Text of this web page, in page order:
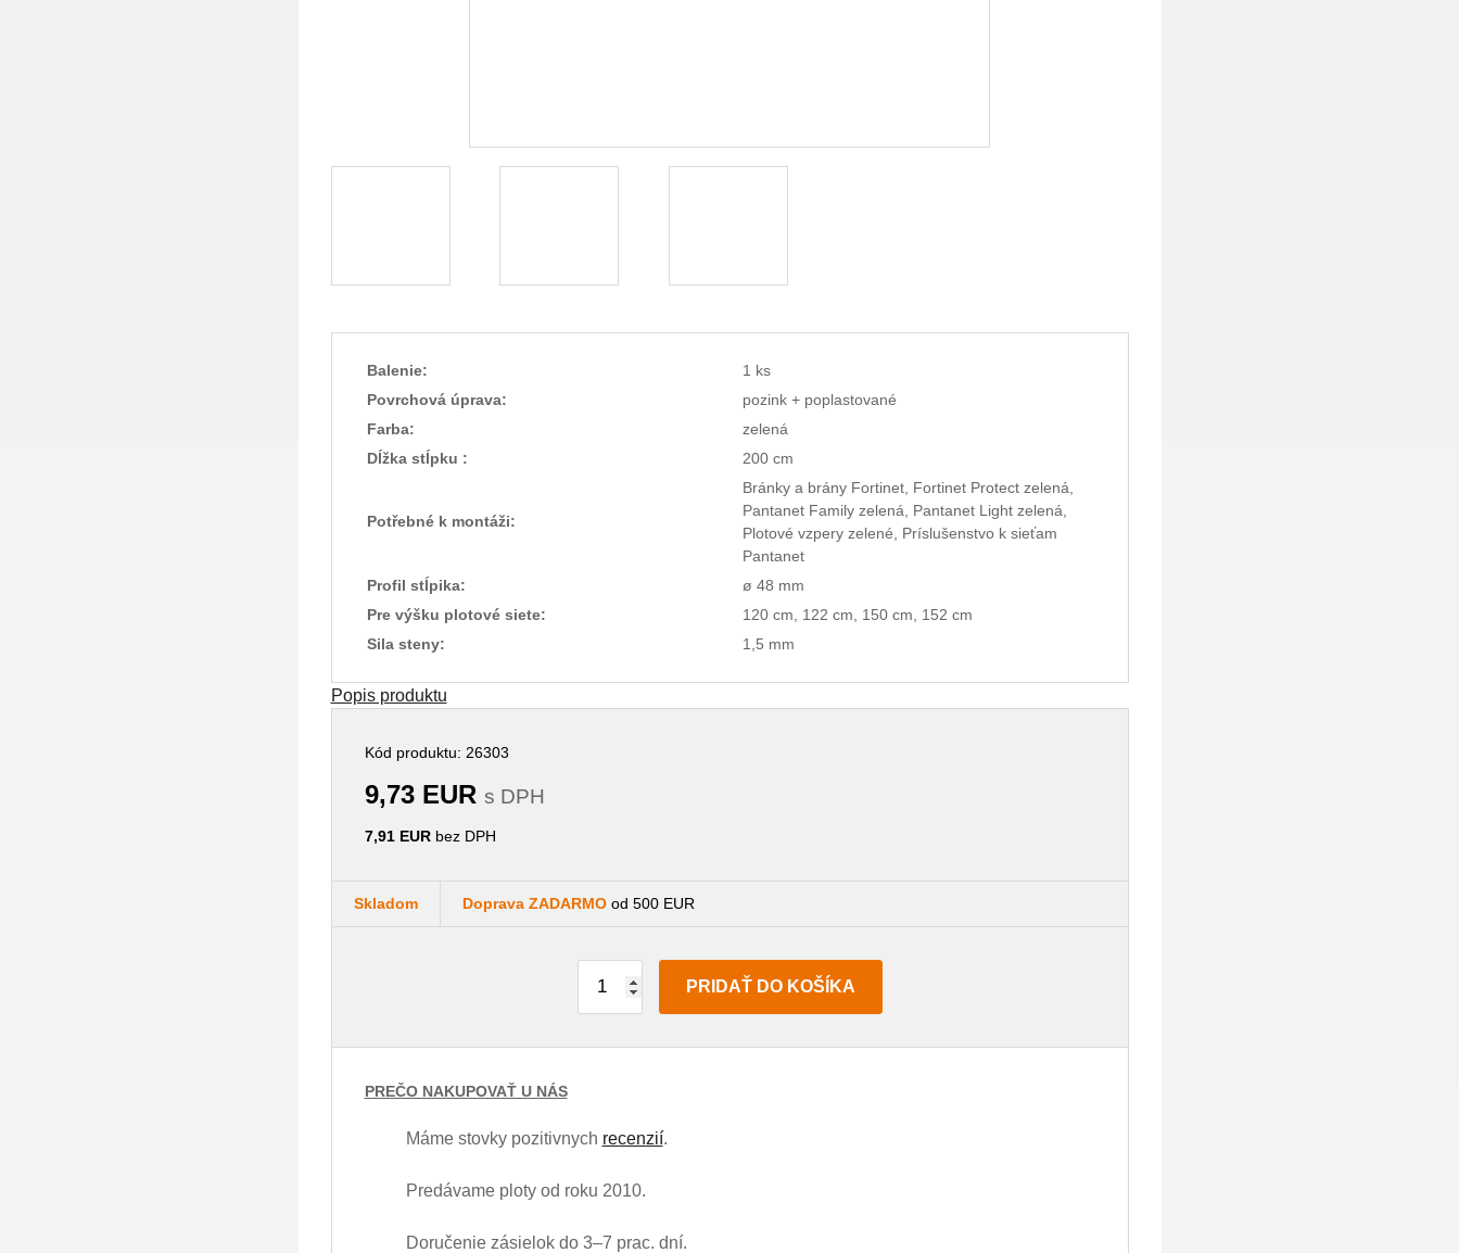
Balenie:
1 ks
Povrchová úprava:
pozink + poplastované
Farba:
zelená
Dĺžka stĺpku :
200 cm
Potřebné k montáži:
Bránky a brány Fortinet, Fortinet Protect zelená,
Pantanet Family zelená, Pantanet Light zelená,
Plotové vzpery zelené, Príslušenstvo k sieťam
Pantanet
Profil stĺpika:
ø 48 mm
Pre výšku plotové siete:
120 cm, 122 cm, 150 cm, 152 cm
Sila steny:
1,5 mm
Popis produktu
Kód produktu: 26303
9,73 EUR s DPH
7,91 EURbez DPH
Skladom Doprava ZADARMOod 500 EUR
PRIDAŤ DO KOŠÍKA
PREČO NAKUPOVAŤ U NÁS
Máme stovky pozitivnych recenzií.
Predávame ploty od roku 2010.
Doručenie zásielok do 3–7 prac. dní.